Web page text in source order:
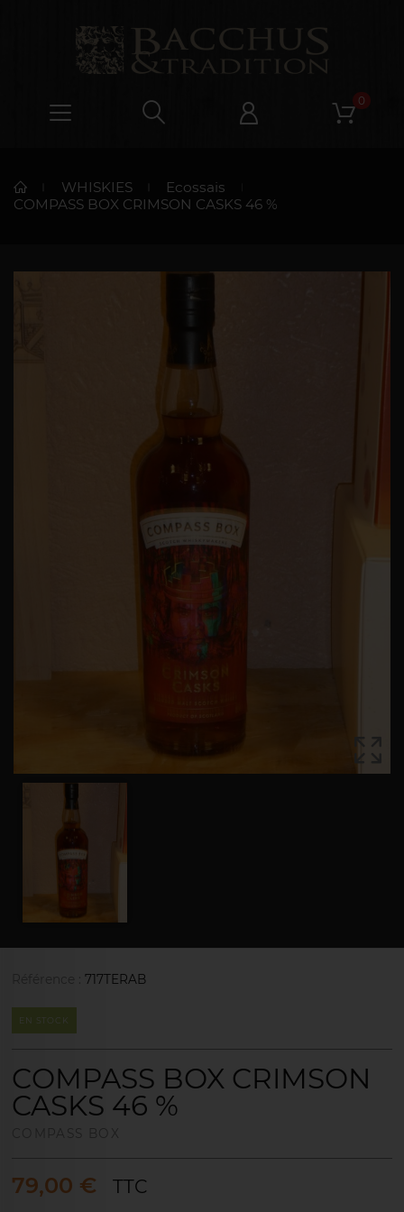
0
WHISKIES
Ecossais
COMPASS BOX CRIMSON CASKS 46 %
717TERAB
EN STOCK
COMPASS BOX CRIMSON
CASKS 46 %
COMPASS BOX
79,00 € TTC